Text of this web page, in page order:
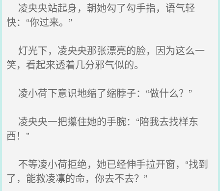
凌央央站起身，朝她勾了勾手指，语气轻
快：“你过来。”
灯光下，凌央央那张漂亮的脸，因为这么一
笑，看起来透着几分邪气似的。
凌小荷下意识地缩了缩脖子：“做什么？”
凌央央一把攥住她的手腕：“陪我去找样东
西！”
不等凌小荷拒绝，她已经伸手拉开窗，“找到
了，能救凌凛的命，你去不去？”